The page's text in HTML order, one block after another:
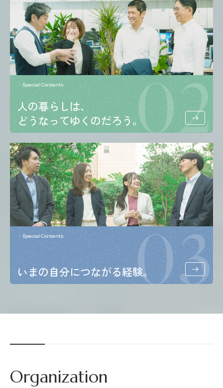
Special Contents
人の暮らしは、
どうなってゆくのだろう。02
Special Contents
いまの自分につながる経験。03
Organization